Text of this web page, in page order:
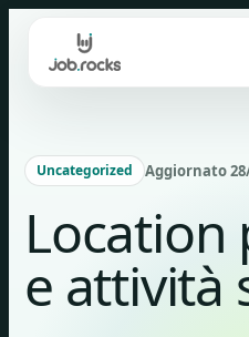
content
Uncategorized Aggiornato 28/
Location
e attività